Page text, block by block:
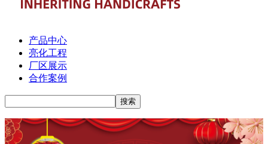
产品中心
亮化工程
厂区展示
合作案例